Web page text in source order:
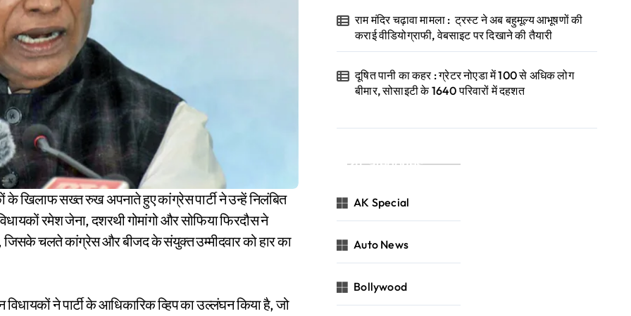
रमेश जेना, दशरथी गोमांगो और सोफिया फिरदौस ने
जिसके चलते कांग्रेस और बीजद के संयुक्त उम्मीदवार को हार का
ने पार्टी के आधिकारिक व्हिप का उल्लंघन किया है, जो
राम मंदिर चढ़ावा मामला : ट्रस्ट ने अब बहुमूल्य आभूषणों की
कराई वीडियोग्राफी, वेबसाइट पर दिखाने की तैयारी
दूषित पानी का कहर : ग्रेटर नोएडा में 100 से अधिक लोग
बीमार, सोसाइटी के 1640 परिवारों में दहशत
Categories
AK Special
Auto News
Bollywood